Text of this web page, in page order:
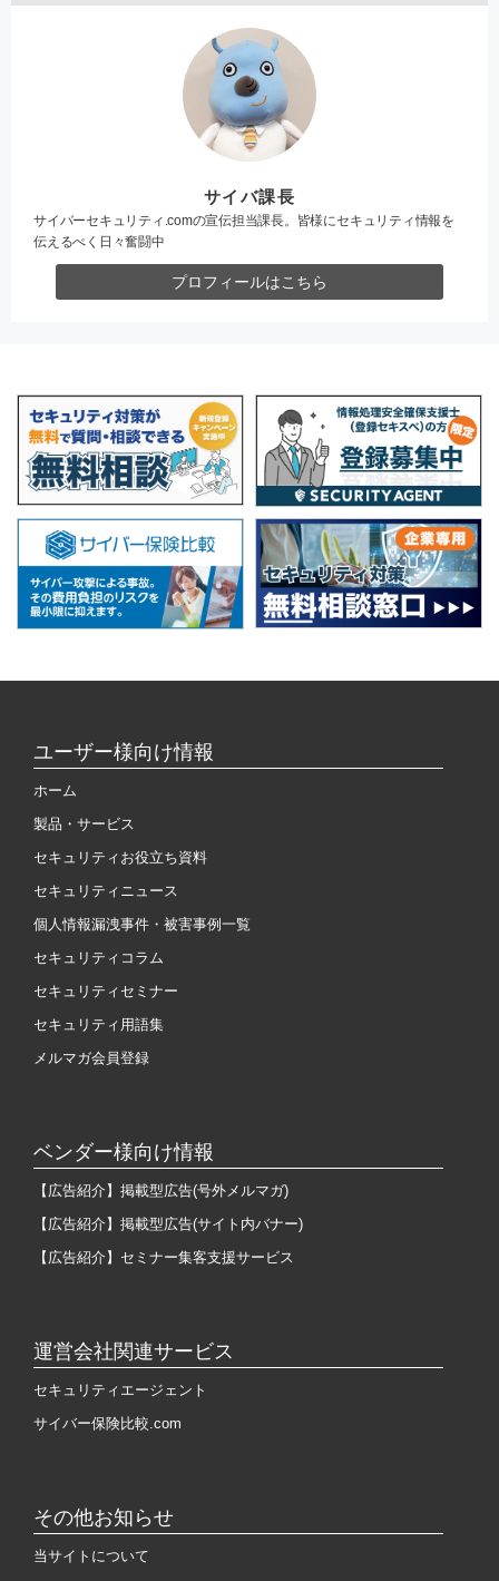
サイバ課長
サイバーセキュリティ.comの宣伝担当課長。皆様にセキュリティ情報を
伝えるべく日々奮闘中
プロフィールはこちら
ユーザー様向け情報
ホーム
製品・サービス
セキュリティお役立ち資料
セキュリティニュース
個人情報漏洩事件・被害事例一覧
セキュリティコラム
セキュリティセミナー
セキュリティ用語集
メルマガ会員登録
ベンダー様向け情報
【広告紹介】掲載型広告(号外メルマガ)
【広告紹介】掲載型広告(サイト内バナー)
【広告紹介】セミナー集客支援サービス
運営会社関連サービス
セキュリティエージェント
サイバー保険比較.com
その他お知らせ
当サイトについて